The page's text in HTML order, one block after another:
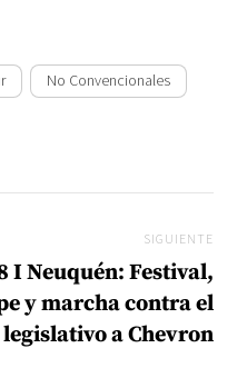
No Convencionales
SIGUIENTE
I Neuquén: Festival,
y marcha contra el
a Chevron